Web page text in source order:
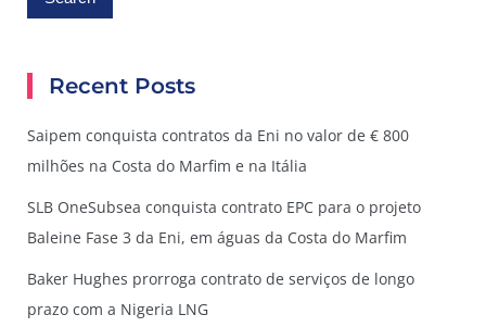
Recent Posts
Saipem conquista contratos da Eni no valor de € 800
milhões na Costa do Marfim e na Itália
SLB OneSubsea conquista contrato EPC para o projeto
Baleine Fase 3 da Eni, em águas da Costa do Marfim
Baker Hughes prorroga contrato de serviços de longo
prazo com a Nigeria LNG